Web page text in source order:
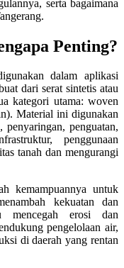
serta bagaimana
Penting?
dalam aplikasi
dari serat sintetis atau
kategori utama: woven
Material ini digunakan
penyaringan, penguatan,
penggunaan
tanah dan mengurangi
kemampuannya untuk
kekuatan dan
mencegah erosi dan
pengelolaan air,
di daerah yang rentan